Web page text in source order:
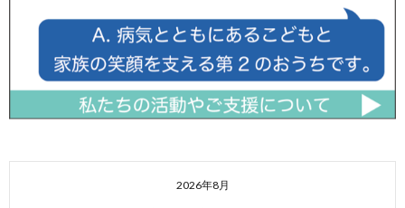
2026年8月